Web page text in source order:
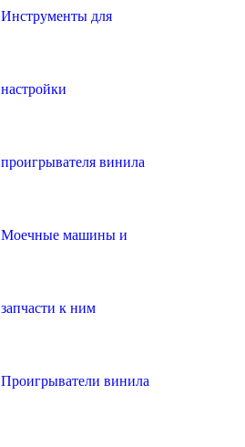
Инструменты для
настройки
проигрывателя винила
Моечные машины и
запчасти к ним
Проигрыватели винила